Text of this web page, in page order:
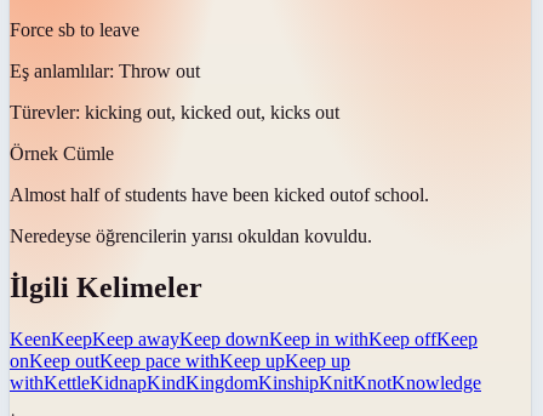
Force sb to leave
Eş anlamlılar: Throw out
Türevler: kicking out, kicked out, kicks out
Örnek Cümle
Almost half of students have been kicked outof school.
Neredeyse öğrencilerin yarısı okuldan kovuldu.
İlgili Kelimeler
KeenKeepKeep awayKeep downKeep in withKeep offKeep
onKeep outKeep pace withKeep upKeep up
withKettleKidnapKindKingdomKinshipKnitKnotKnowledge